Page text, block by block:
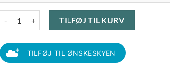
TILFØJ TIL KURV
TILFØJ TIL ØNSKESKYEN